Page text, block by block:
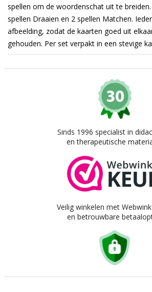
spellen om de woordenschat uit te
spellen Draaien en 2 spellen Matchen.
afbeelding, zodat de kaarten goed uit
gehouden. Per set verpakt in een stevige
Sinds 1996 specialist in
en therapeutische
Veilig winkelen met
en betrouwbare